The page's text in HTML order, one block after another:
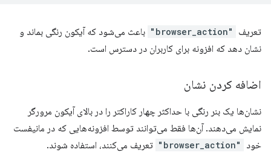
تعریف "browser_action"
باعث می‌شود که آیکون رنگی بماند و
نشان دهد که افزونه برای کاربران در دسترس است.
اضافه کردن نشان
نشان‌ها یک بنر رنگی با حداکثر چهار کاراکتر را در بالای آیکون مرورگر
نمایش می‌دهند. آن‌ها فقط می‌توانند توسط افزونه‌هایی که در مانیفست
خود
"browser_action" تعریف می‌کنند، استفاده شوند.